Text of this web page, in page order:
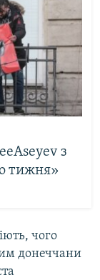
з
тижня»
чого
донеччани